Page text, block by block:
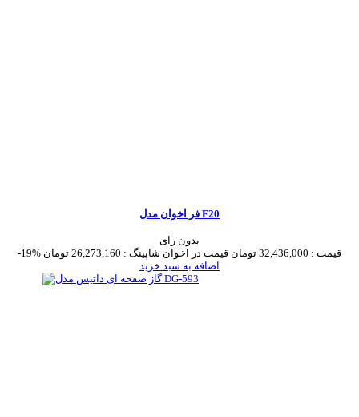
فر اخوان مدل F20
بدون رای
-19%
قیمت : 32,436,000 تومان قیمت در اخوان شاپینگ : 26,273,160 تومان
اضافه به سبد خرید